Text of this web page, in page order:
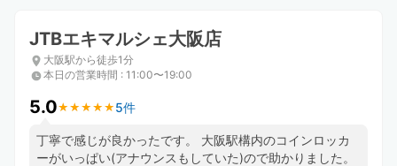
JTBエキマルシェ大阪店
大阪駅から徒歩1分
本日の営業時間 : 11:00〜19:00
5.0★ ★ ★ ★ ★
★ ★ ★ ★ ★ 5件
丁寧で感じが良かったです。 大阪駅構内のコインロッカ
ーがいっぱい(アナウンスもしていた)ので助かりました。